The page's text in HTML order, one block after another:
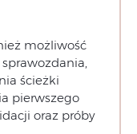
możliwość
ścieżki
pierwszego
oraz próby